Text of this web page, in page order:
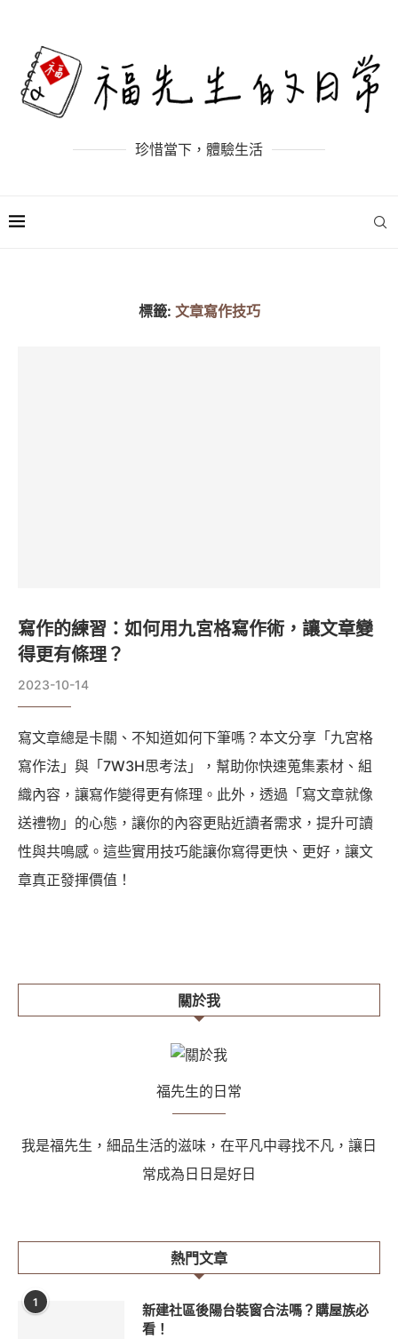
珍惜當下，體驗生活
標籤: 文章寫作技巧
寫作的練習：如何用九宮格寫作術，讓文章變
得更有條理？
2023-10-14
寫文章總是卡關、不知道如何下筆嗎？本文分享「九宮格
寫作法」與「7W3H思考法」，幫助你快速蒐集素材、組
織內容，讓寫作變得更有條理。此外，透過「寫文章就像
送禮物」的心態，讓你的內容更貼近讀者需求，提升可讀
性與共鳴感。這些實用技巧能讓你寫得更快、更好，讓文
章真正發揮價值！
關於我
福先生的日常
我是福先生，細品生活的滋味，在平凡中尋找不凡，讓日
常成為日日是好日
熱門文章
1
新建社區後陽台裝窗合法嗎？購屋族必
看！